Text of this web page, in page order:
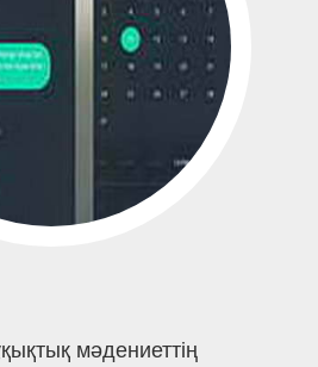
мәдениеттің